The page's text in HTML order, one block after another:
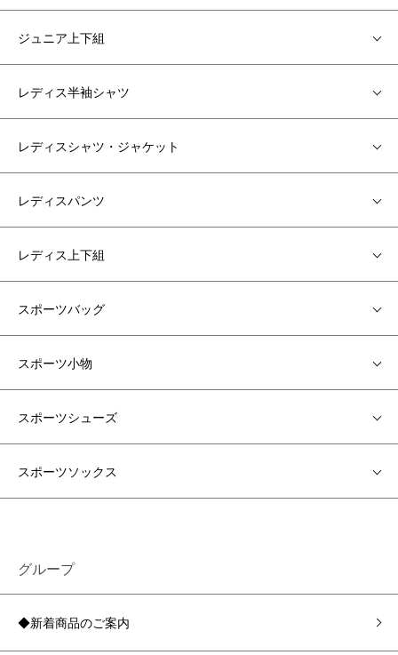
ジュニア上下組
レディス半袖シャツ
レディスシャツ・ジャケット
レディスパンツ
レディス上下組
スポーツバッグ
スポーツ小物
スポーツシューズ
スポーツソックス
グループ
◆新着商品のご案内